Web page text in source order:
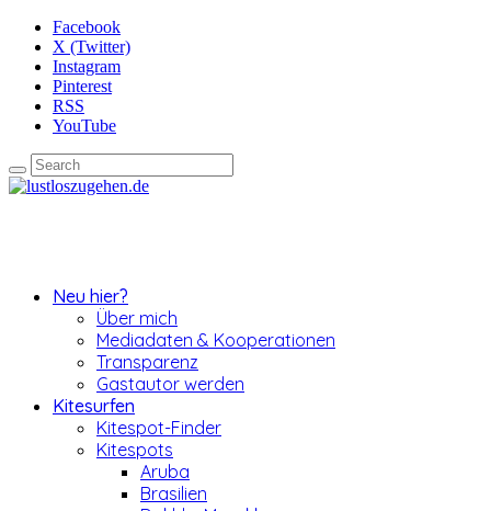
Facebook
X (Twitter)
Instagram
Pinterest
RSS
YouTube
Neu hier?
Über mich
Mediadaten & Kooperationen
Transparenz
Gastautor werden
Kitesurfen
Kitespot-Finder
Kitespots
Aruba
Brasilien